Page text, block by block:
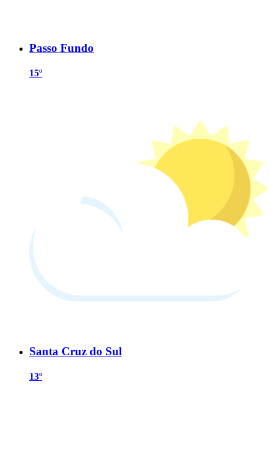
Passo Fundo
15º
Santa Cruz do Sul
13º